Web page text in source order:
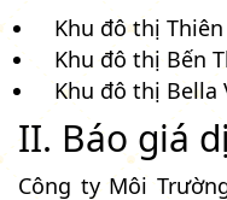
Khu đô thị
Khu đô thị Bến
Khu đô thị Bella
II. Báo giá
Công ty Môi